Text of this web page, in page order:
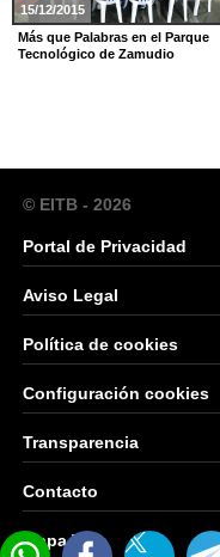
15/12/2015
Más que Palabras en el Parque
Tecnológico de Zamudio
© EITB - 2026
Portal de Privacidad
Aviso Legal
Política de cookies
Configuración cookies
Transparencia
Contacto
Mapa Web